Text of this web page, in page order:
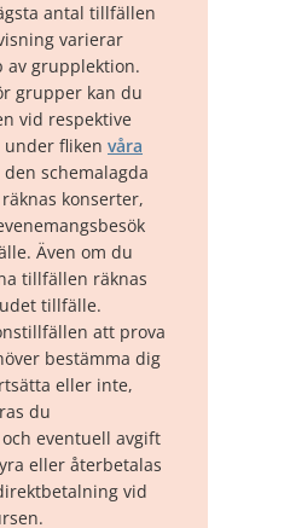
antal tillfällen
varierar
av grupplektion.
grupper kan du
vid respektive
fliken våra
den schemalagda
konserter,
Även om du
tillfällen räknas
tillfälle.
att prova
bestämma dig
eller inte,
du
eventuell avgift
eller återbetalas
vid